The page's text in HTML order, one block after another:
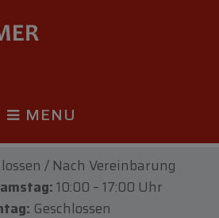
MENU
/ Nach Vereinbarung
10:00 – 17:00 Uhr
Geschlossen